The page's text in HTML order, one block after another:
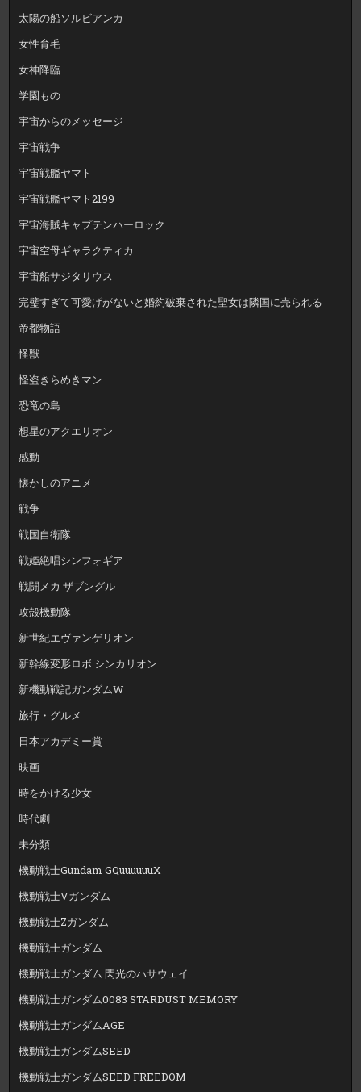
太陽の船ソルビアンカ
女性育毛
女神降臨
学園もの
宇宙からのメッセージ
宇宙戦争
宇宙戦艦ヤマト
宇宙戦艦ヤマト2199
宇宙海賊キャプテンハーロック
宇宙空母ギャラクティカ
宇宙船サジタリウス
完璧すぎて可愛げがないと婚約破棄された聖女は隣国に売られる
帝都物語
怪獣
怪盗きらめきマン
恐竜の島
想星のアクエリオン
感動
懐かしのアニメ
戦争
戦国自衛隊
戦姫絶唱シンフォギア
戦闘メカ ザブングル
攻殻機動隊
新世紀エヴァンゲリオン
新幹線変形ロボ シンカリオン
新機動戦記ガンダムW
旅行・グルメ
日本アカデミー賞
映画
時をかける少女
時代劇
未分類
機動戦士Gundam GQuuuuuuX
機動戦士Vガンダム
機動戦士Zガンダム
機動戦士ガンダム
機動戦士ガンダム 閃光のハサウェイ
機動戦士ガンダム0083 STARDUST MEMORY
機動戦士ガンダムAGE
機動戦士ガンダムSEED
機動戦士ガンダムSEED FREEDOM